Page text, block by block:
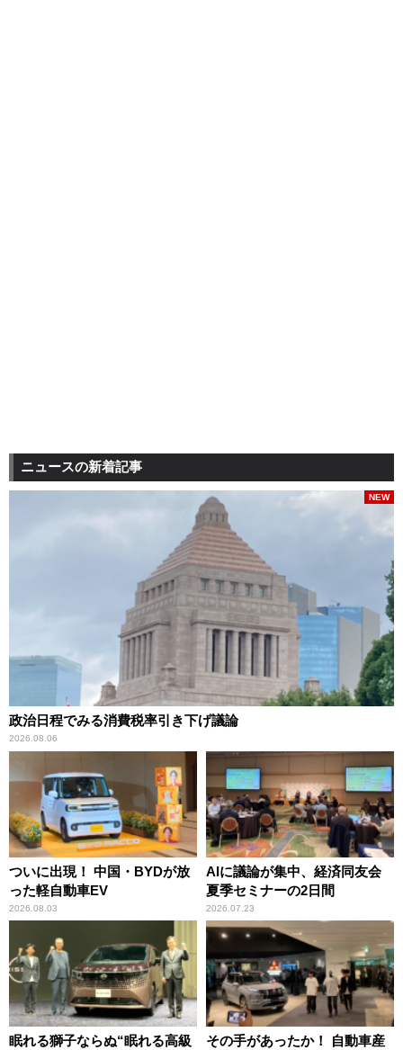
ニュースの新着記事
政治日程でみる消費税率引き下げ議論
2026.08.06
NEW
ついに出現！ 中国・BYDが放
った軽自動車EV
2026.08.03
AIに議論が集中、経済同友会
夏季セミナーの2日間
2026.07.23
眠れる獅子ならぬ“眠れる高級
その手があったか！ 自動車産